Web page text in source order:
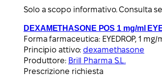
Solo a scopo informativo. Consulta
DEXAMETHASONE POS 1 mg/ml
Forma farmaceutica: EYEDROP, 1 mg/
Principio attivo: dexamethasone
Produttore: Brill Pharma S.L.
Prescrizione richiesta